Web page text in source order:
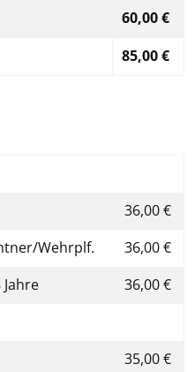
60,00 €
85,00 €
36,00 €
Wehrplf.
36,00 €
36,00 €
35,00 €